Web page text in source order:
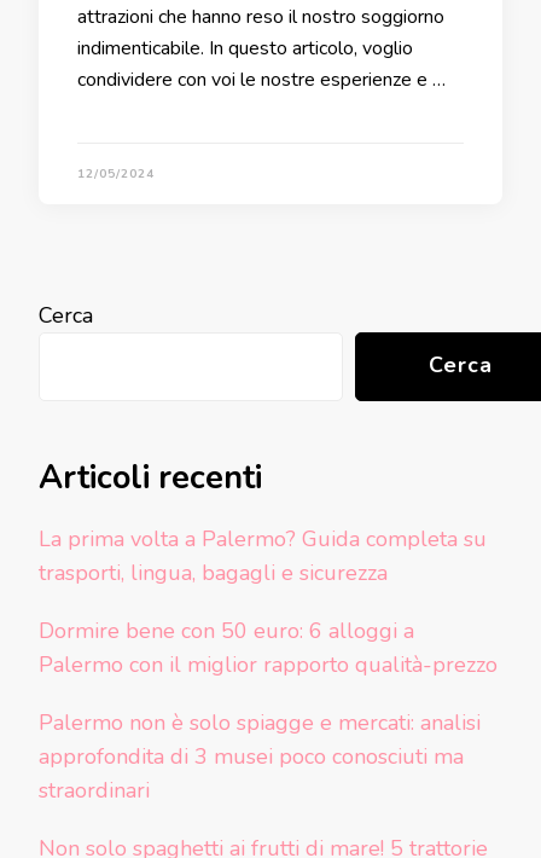
attrazioni che hanno reso il nostro soggiorno
indimenticabile. In questo articolo, voglio
condividere con voi le nostre esperienze e …
12/05/2024
Cerca
Cerca
Articoli recenti
La prima volta a Palermo? Guida completa su
trasporti, lingua, bagagli e sicurezza
Dormire bene con 50 euro: 6 alloggi a
Palermo con il miglior rapporto qualità-prezzo
Palermo non è solo spiagge e mercati: analisi
approfondita di 3 musei poco conosciuti ma
straordinari
Non solo spaghetti ai frutti di mare! 5 trattorie